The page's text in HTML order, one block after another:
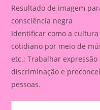
Resultado de imagem
consciência negra
Identificar como a
cotidiano por meio de
etc.; Trabalhar
discriminação e
pessoas.